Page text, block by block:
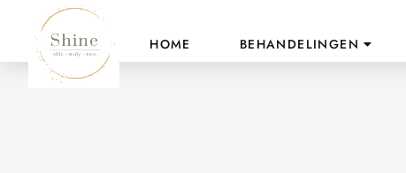
HOME BEHANDELINGEN